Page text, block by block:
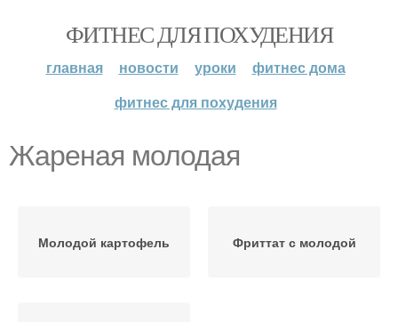
ФИТНЕС ДЛЯ ПОХУДЕНИЯ
главная новости уроки
фитнес дома
фитнес для похудения
Жареная молодая
Молодой картофель Фриттат с молодой